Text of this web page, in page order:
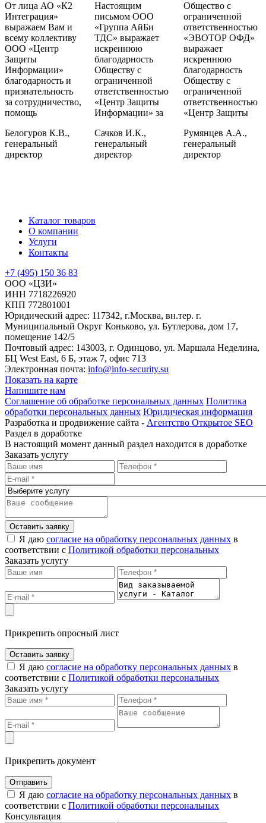
От лица АО «К2
Интеграция»
выражаем Вам и
всему коллективу
ООО «Центр
Защиты
Информации»
благодарность и
признательность
за сотрудничество,
помощь
Белогуров К.В.,
генеральный
директор
Настоящим
письмом ООО
«Группа АйБи
ТДС» выражает
искреннюю
благодарность
Обществу с
ограниченной
ответственностью
«Центр Защиты
Информации» за
Сачков И.К.,
генеральный
директор
Общество с
ограниченной
ответственностью
«ЭВОТОР ОФД»
выражает
искреннюю
благодарность
Обществу с
ограниченной
ответственностью
«Центр Защиты
Румянцев А.А.,
генеральный
директор
Каталог товаров
О компании
Услуги
Контакты
+7 (495) 150 36 83
ООО «ЦЗИ»
ИНН 7718226920
КПП 772801001
Юридический адрес: 117342, г.Москва, вн.тер. г.
Муниципальный Округ Коньково, ул. Бутлерова, дом 17,
помещение 142/5
Почтовый адрес: 143003, г. Одинцово, ул. Маршала Неделина,
БЦ West East, 6 Б, этаж 7, офис 713
Электронная почта: info@info-security.su
Показать на карте
Напишите нам
Соглашение об обработке персональных данных Политика
обработки персональных данных Юридическая информация
Разработка и продвижение сайта - Агентство Открытое SEO
Раздел в доработке
В настоящий момент данный раздел находится в доработке
Заказать услугу
Оставить заявку
Я даю согласие на обработку персональных данных в
соответствии с Политикой обработки персональных
Заказать услугу
Прикрепить опросный лист
Оставить заявку
Я даю согласие на обработку персональных данных в
соответствии с Политикой обработки персональных
Заказать услугу
Прикрепить документ
Отправить
Я даю согласие на обработку персональных данных в
соответствии с Политикой обработки персональных
Консультация